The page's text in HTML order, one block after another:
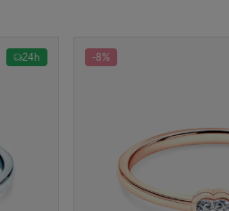
24h -8%